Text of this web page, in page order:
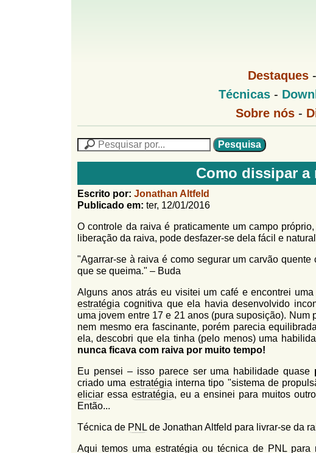
l
f
i
n
h
o
Destaques -
N
L
Técnicas-
o
o
M
n
u
Sobre nós-
F
r
m
u
á
r
i
o
d
b
u
s
c
e
u
i
a
n
G
o
f
i
n
h
o
Como dissipar a
Escrito por: Jonathan Altfeld
Publicado em: ter, 12/01/2016
O controle da raiva é praticamente um campo
liberação da raiva, pode desfazer-se dela fácil e
"Agarrar-se à raiva é como segurar um carvão quente
que se queima." – Buda
Alguns anos atrás eu visitei um café e encontrei
estratégia cognitiva que ela havia desenvolvido
uma jovem entre 17 e 21 anos (pura suposição).
nem mesmo era fascinante, porém parecia
ela, descobri que ela tinha (pelo menos) uma
nunca ficava com raiva por muito tempo!
Eu pensei – isso parece ser uma habilidade quase
criado uma estratégiainterna tipo "sistema de
eliciar essa estratégia, eu a ensinei para muitos
Então...
Técnica de PNL de Jonathan Altfeld para livrar-se da
Aqui temos uma estratégiaou técnica de PNLpara